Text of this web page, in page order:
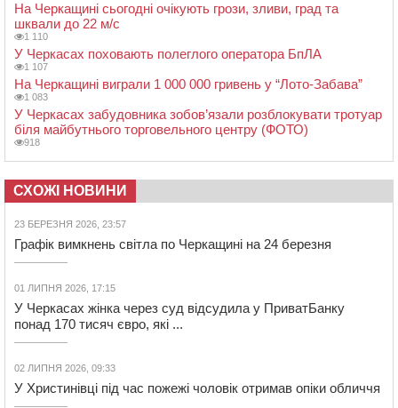
На Черкащині сьогодні очікують грози, зливи, град та
шквали до 22 м/с
1 110
У Черкасах поховають полеглого оператора БпЛА
1 107
На Черкащині виграли 1 000 000 гривень у “Лото-Забава”
1 083
У Черкасах забудовника зобов’язали розблокувати тротуар
біля майбутнього торговельного центру (ФОТО)
918
СХОЖІ НОВИНИ
23 БЕРЕЗНЯ 2026, 23:57
Графік вимкнень світла по Черкащині на 24 березня
01 ЛИПНЯ 2026, 17:15
У Черкасах жінка через суд відсудила у ПриватБанку
понад 170 тисяч євро, які ...
02 ЛИПНЯ 2026, 09:33
У Христинівці під час пожежі чоловік отримав опіки обличчя